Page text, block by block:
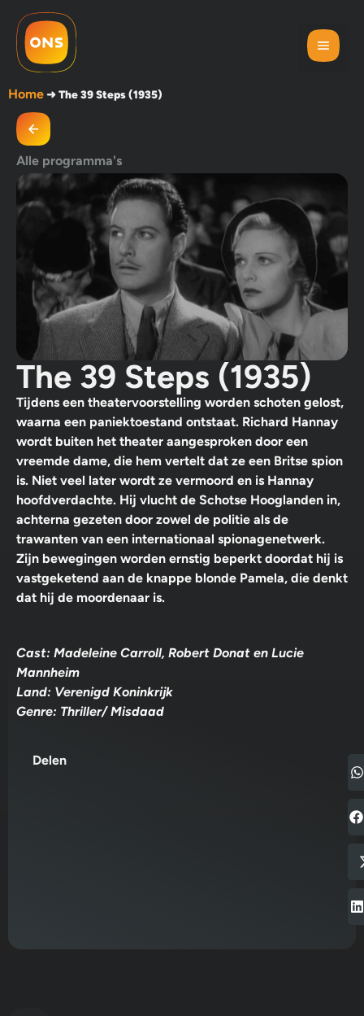
Home➜The 39 Steps (1935)
Alle programma's
The 39 Steps (1935)
Tijdens een theatervoorstelling worden schoten gelost,
waarna een paniektoestand ontstaat. Richard Hannay
wordt buiten het theater aangesproken door een
vreemde dame, die hem vertelt dat ze een Britse spion
is. Niet veel later wordt ze vermoord en is Hannay
hoofdverdachte. Hij vlucht de Schotse Hooglanden in,
achterna gezeten door zowel de politie als de
trawanten van een internationaal spionagenetwerk.
Zijn bewegingen worden ernstig beperkt doordat hij is
vastgeketend aan de knappe blonde Pamela, die denkt
dat hij de moordenaar is.
Cast: Madeleine Carroll, Robert Donat en Lucie
Mannheim
Land: Verenigd Koninkrijk
Genre: Thriller/ Misdaad
Delen